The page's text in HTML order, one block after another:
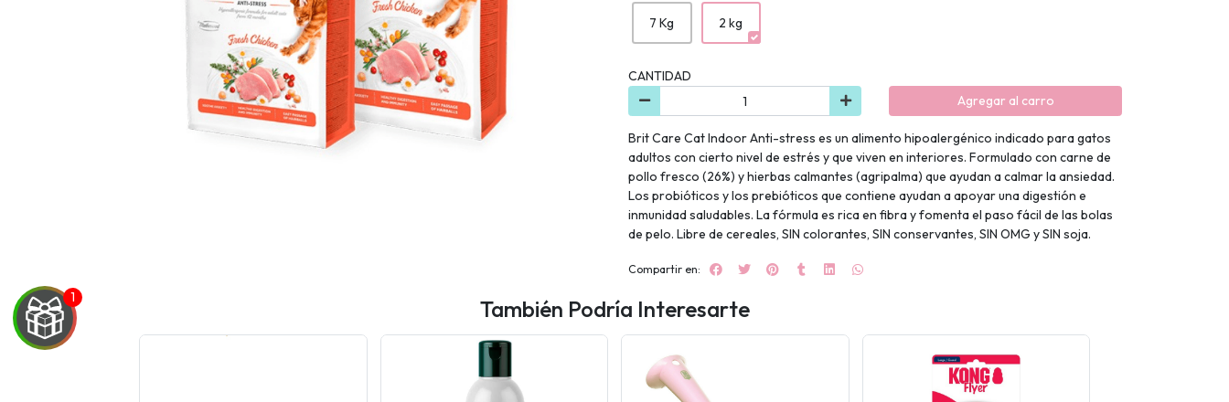
7 Kg 2 kg
CANTIDAD
Agregar al carro
Brit Care Cat Indoor Anti-stress es un alimento hipoalergénico indicado para gatos
adultos con cierto nivel de estrés y que viven en interiores. Formulado con carne de
pollo fresco (26%) y hierbas calmantes (agripalma) que ayudan a calmar la ansiedad.
Los probióticos y los prebióticos que contiene ayudan a apoyar una digestión e
inmunidad saludables. La fórmula es rica en fibra y fomenta el paso fácil de las bolas
de pelo. Libre de cereales, SIN colorantes, SIN conservantes, SIN OMG y SIN soja.
Compartir en:
También Podría Interesarte